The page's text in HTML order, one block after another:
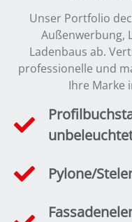
Unser Portfolio
Außenwerbung,
Ladenbaus ab.
professionelle und
Ihre Marke
Pylone/